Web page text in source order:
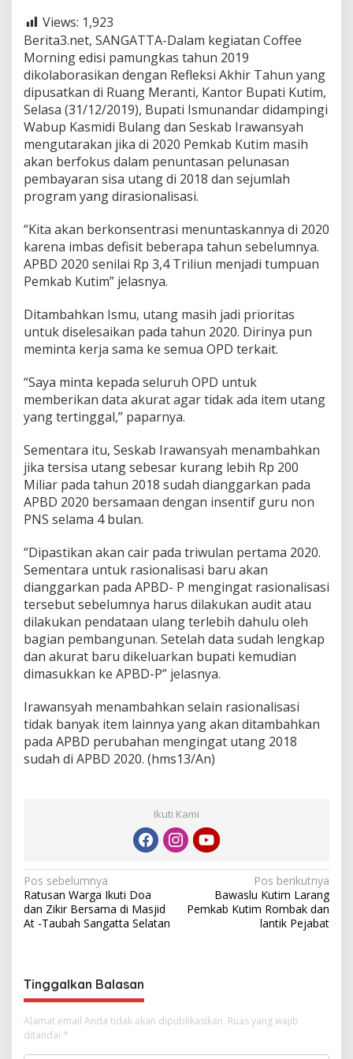
Views: 1,923
Berita3.net, SANGATTA-Dalam kegiatan Coffee
Morning edisi pamungkas tahun 2019
dikolaborasikan dengan Refleksi Akhir Tahun yang
dipusatkan di Ruang Meranti, Kantor Bupati Kutim,
Selasa (31/12/2019), Bupati Ismunandar didampingi
Wabup Kasmidi Bulang dan Seskab Irawansyah
mengutarakan jika di 2020 Pemkab Kutim masih
akan berfokus dalam penuntasan pelunasan
pembayaran sisa utang di 2018 dan sejumlah
program yang dirasionalisasi.
“Kita akan berkonsentrasi menuntaskannya di 2020
karena imbas defisit beberapa tahun sebelumnya.
APBD 2020 senilai Rp 3,4 Triliun menjadi tumpuan
Pemkab Kutim” jelasnya.
Ditambahkan Ismu, utang masih jadi prioritas
untuk diselesaikan pada tahun 2020. Dirinya pun
meminta kerja sama ke semua OPD terkait.
“Saya minta kepada seluruh OPD untuk
memberikan data akurat agar tidak ada item utang
yang tertinggal,” paparnya.
Sementara itu, Seskab Irawansyah menambahkan
jika tersisa utang sebesar kurang lebih Rp 200
Miliar pada tahun 2018 sudah dianggarkan pada
APBD 2020 bersamaan dengan insentif guru non
PNS selama 4 bulan.
“Dipastikan akan cair pada triwulan pertama 2020.
Sementara untuk rasionalisasi baru akan
dianggarkan pada APBD- P mengingat rasionalisasi
tersebut sebelumnya harus dilakukan audit atau
dilakukan pendataan ulang terlebih dahulu oleh
bagian pembangunan. Setelah data sudah lengkap
dan akurat baru dikeluarkan bupati kemudian
dimasukkan ke APBD-P” jelasnya.
Irawansyah menambahkan selain rasionalisasi
tidak banyak item lainnya yang akan ditambahkan
pada APBD perubahan mengingat utang 2018
sudah di APBD 2020. (hms13/An)
Ikuti Kami
N
a
v
g
a
s
i
Pos sebelumnya
Ratusan Warga Ikuti Doa
dan Zikir Bersama di Masjid
At -Taubah Sangatta Selatan
Pos berikutnya
Bawaslu Kutim Larang
Pemkab Kutim Rombak dan
lantik Pejabat
Tinggalkan Balasan
Alamat email Anda tidak akan dipublikasikan. Ruas yang wajib
ditandai *